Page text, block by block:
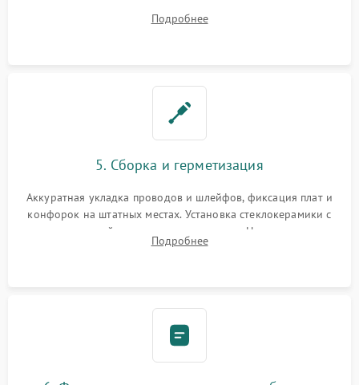
дорожек. Очистка контактов и замена поврежденной
Подробнее
5. Сборка и герметизация
Аккуратная укладка проводов и шлейфов, фиксация плат и
конфорок на штатных местах. Установка стеклокерамики с
проверкой равномерности зазоров. Нанесение
термостойкого герметика или укладка уплотнительной
Подробнее